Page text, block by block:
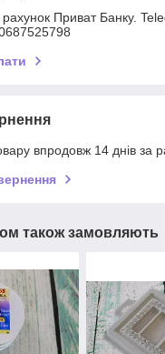
Приват Банку.
впродовж 14 днів за
також замовляють